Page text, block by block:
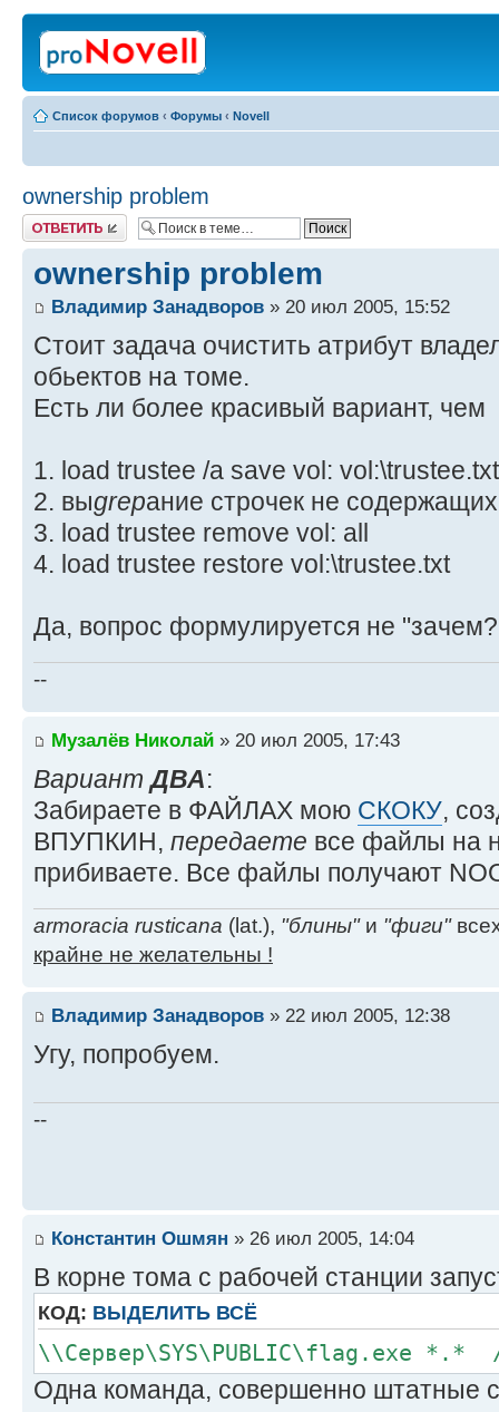
Список форумов ‹ Форумы ‹ Novell
ownership problem
Ответить
ownership problem
Владимир Занадворов » 20 июл 2005, 15:52
Стоит задача очистить атрибут
обьектов на томе.
Есть ли более красивый вариант, чем
1. load trustee /a save vol: vol:\trustee.txt
2. выgrepание строчек не
3. load trustee remove vol: all
4. load trustee restore vol:\trustee.txt
Да, вопрос формулируется не
--
Музалёв Николай » 20 июл 2005, 17:43
ВариантДВА:
Забираете в ФАЙЛАХ мою СКОКУ,
ВПУПКИН, передаете все файлы на
прибиваете. Все файлы получают
armoracia rusticana (lat.), "блины"и "фиги"
крайне не желательны !
Владимир Занадворов » 22 июл 2005, 12:38
Угу, попробуем.
--
Константин Ошмян » 26 июл 2005, 14:04
В корне тома с рабочей станции
КОД: ВЫДЕЛИТЬ ВСЁ
\\Сервер\SYS\PUBLIC\flag.exe *.* /
Одна команда, совершенно штатные